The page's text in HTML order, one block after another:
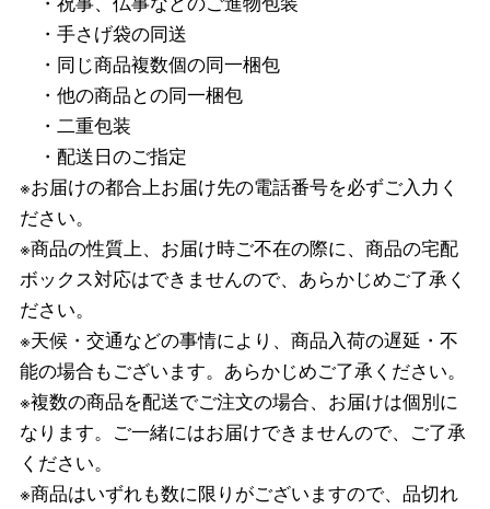
・手さげ袋の同送
・同じ商品複数個の同一梱包
・他の商品との同一梱包
・二重包装
・配送日のご指定
※お届けの都合上お届け先の電話番号を必ずご入力く
ださい。
※商品の性質上、お届け時ご不在の際に、商品の宅配
ボックス対応はできませんので、あらかじめご了承く
ださい。
※天候・交通などの事情により、商品入荷の遅延・不
能の場合もございます。あらかじめご了承ください。
※複数の商品を配送でご注文の場合、お届けは個別に
なります。ご一緒にはお届けできませんので、ご了承
ください。
※商品はいずれも数に限りがございますので、品切れ